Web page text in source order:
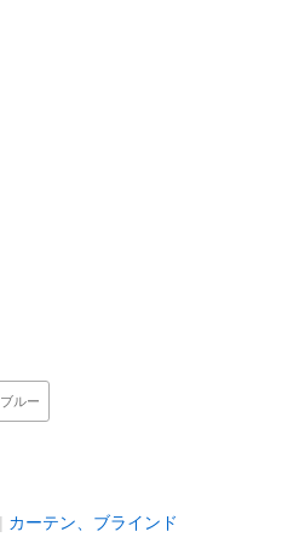
ブルー
カーテン、ブラインド